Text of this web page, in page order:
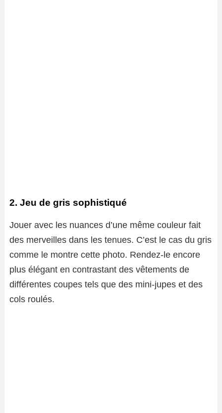
2. Jeu de gris sophistiqué
Jouer avec les nuances d’une même couleur fait
des merveilles dans les tenues. C’est le cas du gris
comme le montre cette photo. Rendez-le encore
plus élégant en contrastant des vêtements de
différentes coupes tels que des mini-jupes et des
cols roulés.